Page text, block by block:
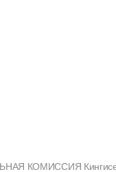
КОМИССИЯ